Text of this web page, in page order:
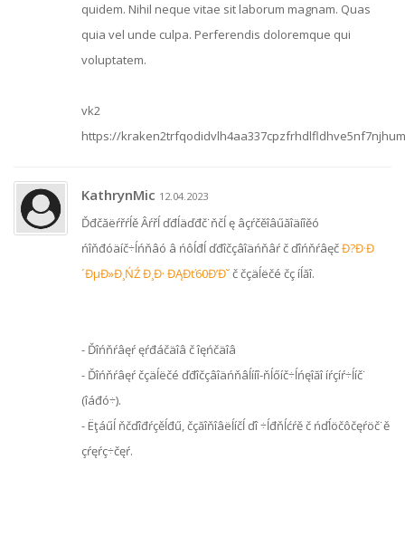
quidem. Nihil neque vitae sit laborum magnam. Quas
quia vel unde culpa. Perferendis doloremque qui
voluptatem.
vk2
https://
KathrynMic 12.04.2023
Ďđčăëŕřŕĺě Âŕřĺ ďđĺäďđč˙ňčĺ ę âçŕčěîâűăîäíîěó
ńîňđóäíč÷ĺńňâó â ńôĺđĺ ďđîčçâîäńňâŕ č ďîńňŕâęčĐ?Đ·Đ
´ĐµĐ»Đ¸ŃŹ Đ¸Đ· ĐĄĐť60Đ’Đ˘č čçäĺëčé čç íĺăî.
- Ďîńňŕâęŕ ęŕđáčäîâ č îęńčäîâ
- Ďîńňŕâęŕ čçäĺëčé ďđîčçâîäńňâĺííî-ňĺőíč÷ĺńęîăî íŕçíŕ÷ĺíč˙
(îáđó÷).
- Ëţáűĺ ňčďîđŕçěĺđű, čçăîňîâëĺíčĺ ďî ÷ĺđňĺćŕě č ńďĺöčôčęŕöč˙ě
çŕęŕç÷čęŕ.